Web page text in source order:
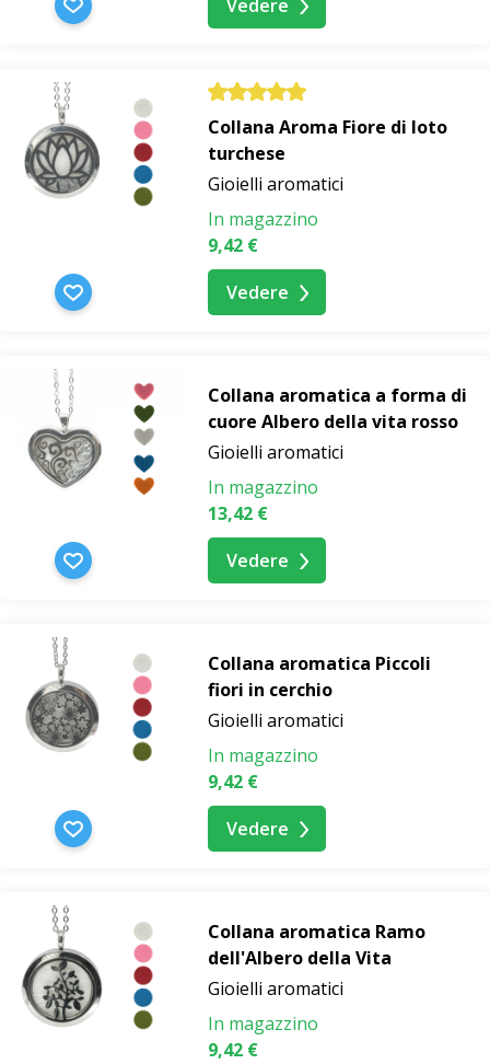
Vedere
Collana Aroma Fiore di loto
turchese
Gioielli aromatici
In magazzino
9,42 €
Vedere
Collana aromatica a forma di
cuore Albero della vita rosso
Gioielli aromatici
In magazzino
13,42 €
Vedere
Collana aromatica Piccoli
fiori in cerchio
Gioielli aromatici
In magazzino
9,42 €
Vedere
Collana aromatica Ramo
dell'Albero della Vita
Gioielli aromatici
In magazzino
9,42 €